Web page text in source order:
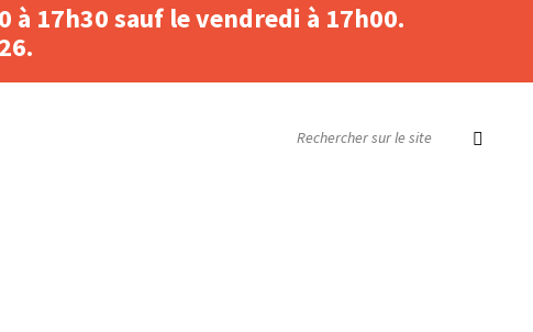
17h30 sauf le vendredi à 17h00.